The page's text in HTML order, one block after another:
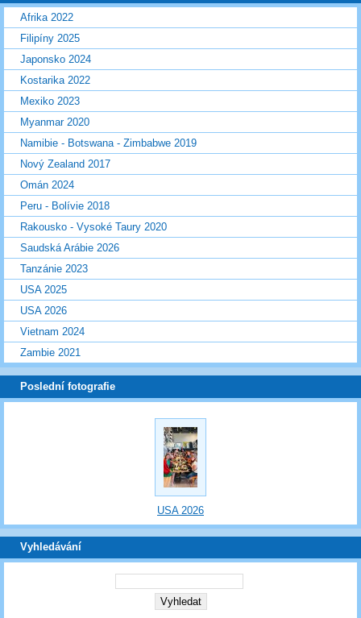
Afrika 2022
Filipíny 2025
Japonsko 2024
Kostarika 2022
Mexiko 2023
Myanmar 2020
Namibie - Botswana - Zimbabwe 2019
Nový Zealand 2017
Omán 2024
Peru - Bolívie 2018
Rakousko - Vysoké Taury 2020
Saudská Arábie 2026
Tanzánie 2023
USA 2025
USA 2026
Vietnam 2024
Zambie 2021
Poslední fotografie
USA 2026
Vyhledávání